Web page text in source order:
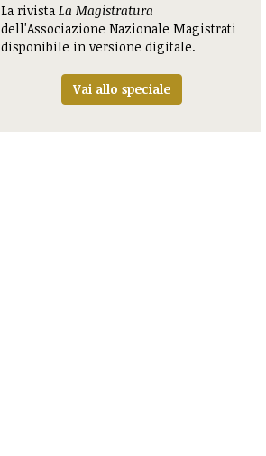
La rivistaLa Magistratura
dell'Associazione Nazionale Magistrati
disponibile in versione digitale.
Vai allo speciale